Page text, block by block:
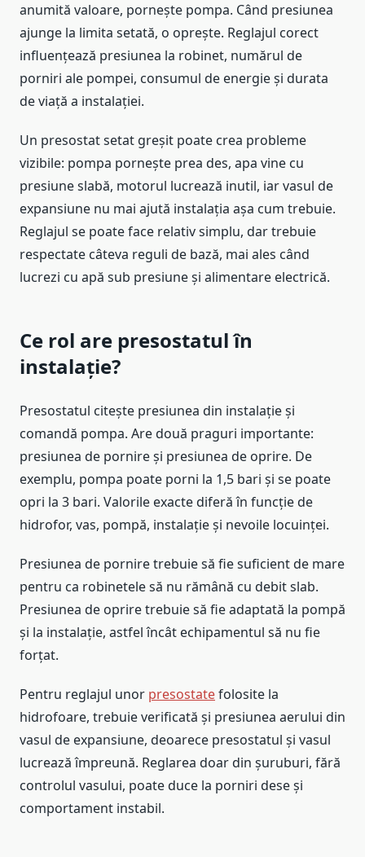
anumită valoare, pornește pompa. Când presiunea
ajunge la limita setată, o oprește. Reglajul corect
influențează presiunea la robinet, numărul de
porniri ale pompei, consumul de energie și durata
de viață a instalației.
Un presostat setat greșit poate crea probleme
vizibile: pompa pornește prea des, apa vine cu
presiune slabă, motorul lucrează inutil, iar vasul de
expansiune nu mai ajută instalația așa cum trebuie.
Reglajul se poate face relativ simplu, dar trebuie
respectate câteva reguli de bază, mai ales când
lucrezi cu apă sub presiune și alimentare electrică.
Ce rol are presostatul în
instalație?
Presostatul citește presiunea din instalație și
comandă pompa. Are două praguri importante:
presiunea de pornire și presiunea de oprire. De
exemplu, pompa poate porni la 1,5 bari și se poate
opri la 3 bari. Valorile exacte diferă în funcție de
hidrofor, vas, pompă, instalație și nevoile locuinței.
Presiunea de pornire trebuie să fie suficient de mare
pentru ca robinetele să nu rămână cu debit slab.
Presiunea de oprire trebuie să fie adaptată la pompă
și la instalație, astfel încât echipamentul să nu fie
forțat.
Pentru reglajul unor presostatefolosite la
hidrofoare, trebuie verificată și presiunea aerului din
vasul de expansiune, deoarece presostatul și vasul
lucrează împreună. Reglarea doar din șuruburi, fără
controlul vasului, poate duce la porniri dese și
comportament instabil.